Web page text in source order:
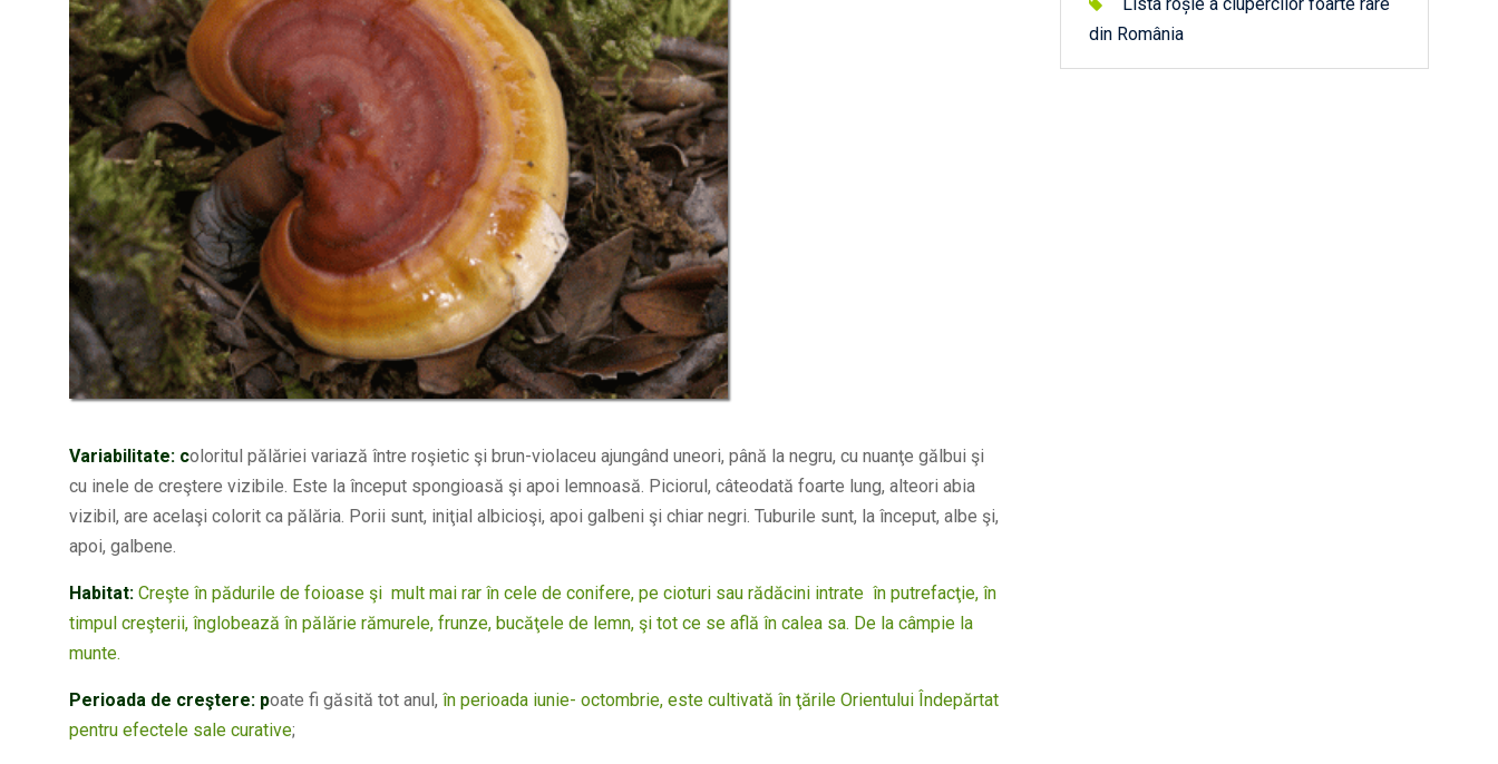
Variabilitate: coloritul pălăriei variază între roşietic şi brun-violaceu ajungând uneori, până la negru, cu nuanţe gălbui şi
cu inele de creştere vizibile. Este la început spongioasă şi apoi lemnoasă. Piciorul, câteodată foarte lung, alteori abia
vizibil, are acelaşi colorit ca pălăria. Porii sunt, iniţial albicioşi, apoi galbeni şi chiar negri. Tuburile sunt, la început, albe şi,
apoi, galbene.
Habitat: Creşte în pădurile de foioase şi mult mai rar în cele de conifere, pe cioturi sau rădăcini intrate în putrefacţie, în
timpul creşterii, înglobează în pălărie rămurele, frunze, bucăţele de lemn, şi tot ce se află în calea sa. De la câmpie la
munte.
Perioada de creştere: poate fi găsită tot anul, în perioada iunie- octombrie, este cultivată în ţările Orientului Îndepărtat
pentru efectele sale curative;
din România